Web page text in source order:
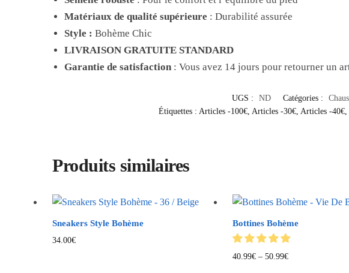
Matériaux de qualité supérieure : Durabilité assurée
Style : Bohème Chic
LIVRAISON GRATUITE STANDARD
Garantie de satisfaction : Vous avez 14 jours pour retourner un
UGS : ND Catégories :
Étiquettes : Articles -100€, Articles -30€, Articles -40€,
Produits similaires
Sneakers Style Bohème
34.00€
Bottines Bohème
40.99€ – 50.99€